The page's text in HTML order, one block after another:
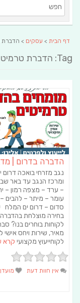
דף הבית > עסקים > הדברת
Tag: הדברת טרמיטים בדרום
נגב מזרחי בואכה
ומרכז הנגב עד באר
– ערד – מצפה רמון –
עומר – מיתר – להבים
סדום – דרום ים המלח
בחירה מוצלחת
לקוחות בוחרים בנו?
מאיר, שירות ויחס אישי
לקוחייעוץ מקצועי קרא
אין חוות דעת